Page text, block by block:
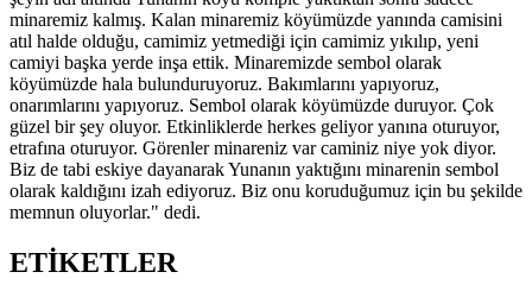
minaremiz kalmış. Kalan minaremiz köyümüzde yanında camisini
atıl halde olduğu, camimiz yetmediği için camimiz yıkılıp, yeni
camiyi başka yerde inşa ettik. Minaremizde sembol olarak
köyümüzde hala bulunduruyoruz. Bakımlarını yapıyoruz,
onarımlarını yapıyoruz. Sembol olarak köyümüzde duruyor. Çok
güzel bir şey oluyor. Etkinliklerde herkes geliyor yanına oturuyor,
etrafına oturuyor. Görenler minareniz var caminiz niye yok diyor.
Biz de tabi eskiye dayanarak Yunanın yaktığını minarenin sembol
olarak kaldığını izah ediyoruz. Biz onu koruduğumuz için bu şekilde
memnun oluyorlar." dedi.
ETİKETLER